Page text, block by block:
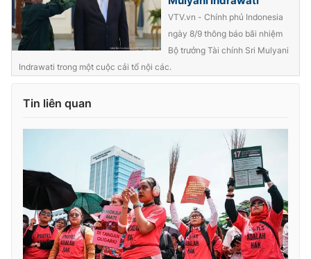
VTV.vn - Chính phủ Indonesia
ngày 8/9 thông báo bãi nhiệm
Bộ trưởng Tài chính Sri Mulyani
Indrawati trong một cuộc cải tổ nội các.
Tin liên quan